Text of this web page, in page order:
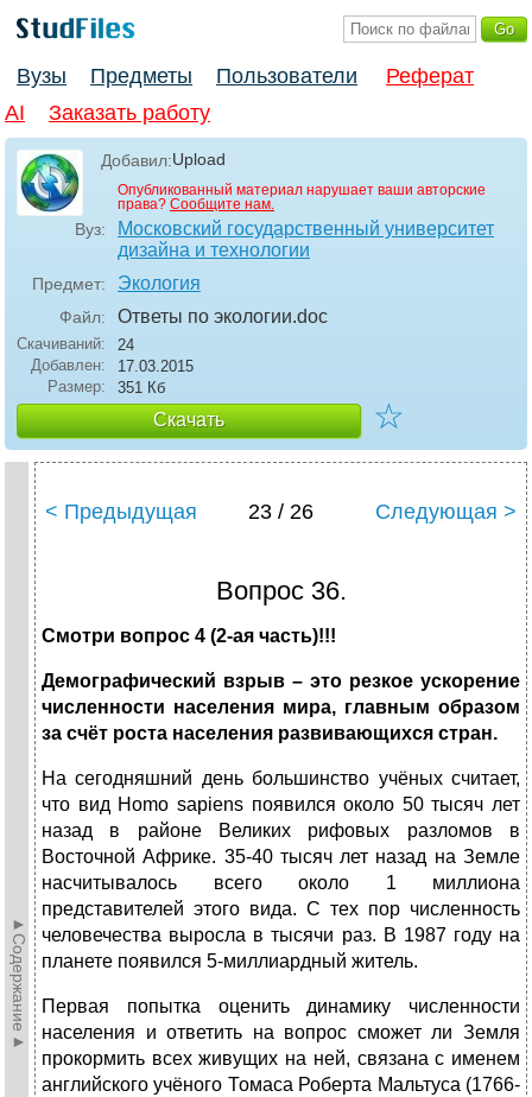
Вузы Предметы Пользователи
Реферат
AI
Заказать работу
Добавил:Upload
Опубликованный материал нарушает ваши авторские
права? Сообщите нам.
Вуз:
Московский государственный университет
дизайна и технологии
Предмет: Экология
Файл: Ответы по экологии.doc
Скачиваний:
24
Добавлен:
17.03.2015
Размер:
351 Кб
Скачать ☆
►Содержание►
< Предыдущая 23 / 26 Следующая >
Вопрос 36.
Смотри вопрос 4 (2-ая часть)!!!
Демографический взрыв – это резкое ускорение
численности населения мира, главным образом
за счёт роста населения развивающихся стран.
На сегодняшний день большинство учёных считает,
что вид Homo sapiens появился около 50 тысяч лет
назад в районе Великих рифовых разломов в
Восточной Африке. 35-40 тысяч лет назад на Земле
насчитывалось всего около 1 миллиона
представителей этого вида. С тех пор численность
человечества выросла в тысячи раз. В 1987 году на
планете появился 5-миллиардный житель.
Первая попытка оценить динамику численности
населения и ответить на вопрос сможет ли Земля
прокормить всех живущих на ней, связана с именем
английского учёного Томаса Роберта Мальтуса (1766-